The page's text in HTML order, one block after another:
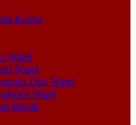
Kruva
Nipel
Nipel
Düz Nipel
Nipel
Bacak